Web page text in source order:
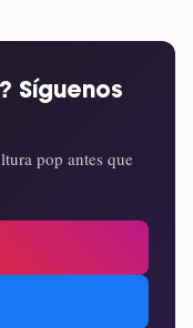
Síguenos
pop antes que